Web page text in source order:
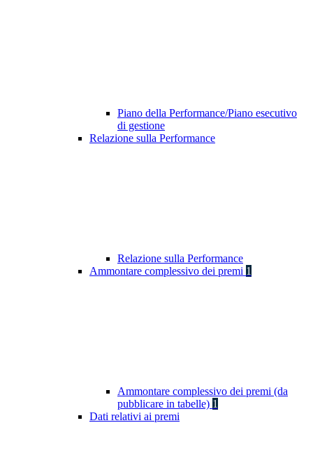
Piano della Performance/Piano esecutivo
di gestione
Relazione sulla Performance
Relazione sulla Performance
Ammontare complessivo dei premi 1
Ammontare complessivo dei premi (da
pubblicare in tabelle) 1
Dati relativi ai premi